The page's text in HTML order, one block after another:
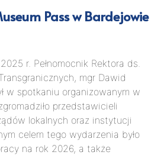
Pass w Bardejowie
r. Pełnomocnik Rektora ds.
mgr Dawid
w spotkaniu organizowanym w
przedstawicieli
lokalnych oraz instytucji
celem tego wydarzenia było
na rok 2026, a także